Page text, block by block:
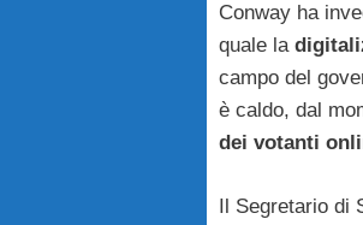
Conway ha
quale la
campo del
è caldo, dal
dei votanti
Il Segretario di